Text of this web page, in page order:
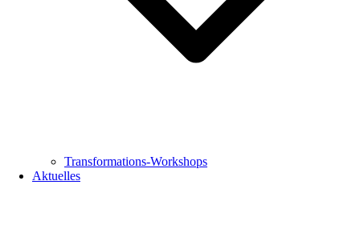
Transformations-Workshops
Aktuelles